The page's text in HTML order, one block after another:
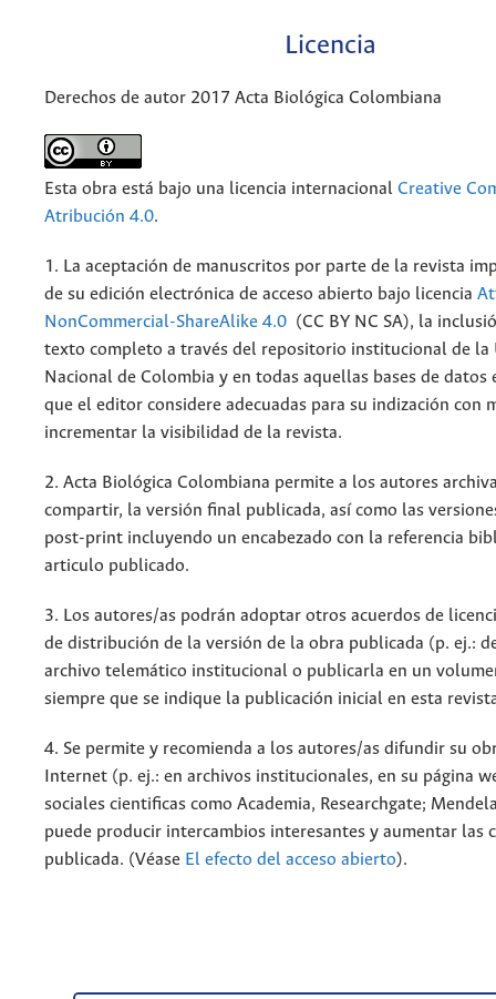
Licencia
Derechos de autor 2017 Acta Biológica Colombiana
Esta obra está bajo una licencia internacional Creative
Atribución 4.0.
1. La aceptación de manuscritos por parte de la revista
de su edición electrónica de acceso abierto bajo licencia
NonCommercial-ShareAlike 4.0 (CC BY NC SA), la
texto completo a través del repositorio institucional de la
Nacional de Colombia y en todas aquellas bases de datos
que el editor considere adecuadas para su indización con
incrementar la visibilidad de la revista.
2. Acta Biológica Colombiana permite a los autores
compartir, la versión final publicada, así como las
post-print incluyendo un encabezado con la referencia
articulo publicado.
3. Los autores/as podrán adoptar otros acuerdos de
de distribución de la versión de la obra publicada (p. ej.:
archivo telemático institucional o publicarla en un
siempre que se indique la publicación inicial en esta
4. Se permite y recomienda a los autores/as difundir su
Internet (p. ej.: en archivos institucionales, en su página
sociales cientificas como Academia, Researchgate;
puede producir intercambios interesantes y aumentar las
publicada. (Véase El efecto del acceso abierto).